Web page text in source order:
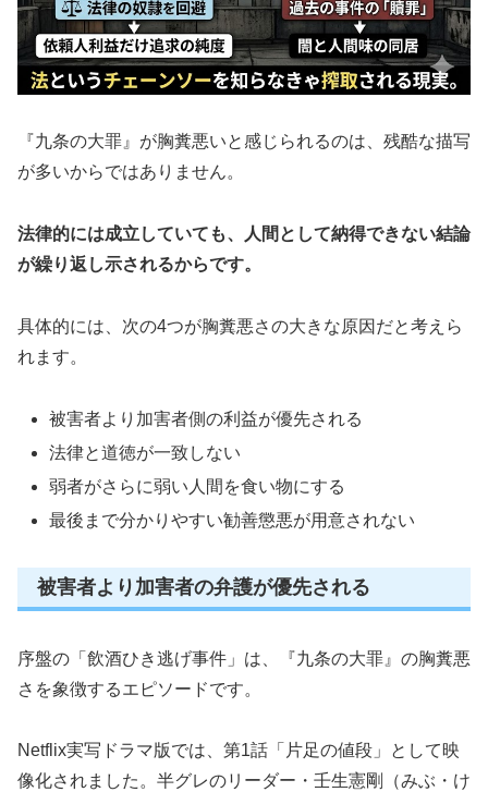
『九条の大罪』が胸糞悪いと感じられるのは、残酷な描写
が多いからではありません。
法律的には成立していても、人間として納得できない結論
が繰り返し示されるからです。
具体的には、次の4つが胸糞悪さの大きな原因だと考えら
れます。
被害者より加害者側の利益が優先される
法律と道徳が一致しない
弱者がさらに弱い人間を食い物にする
最後まで分かりやすい勧善懲悪が用意されない
被害者より加害者の弁護が優先される
序盤の「飲酒ひき逃げ事件」は、『九条の大罪』の胸糞悪
さを象徴するエピソードです。
Netflix実写ドラマ版では、第1話「片足の値段」として映
像化されました。半グレのリーダー・壬生憲剛（みぶ・け